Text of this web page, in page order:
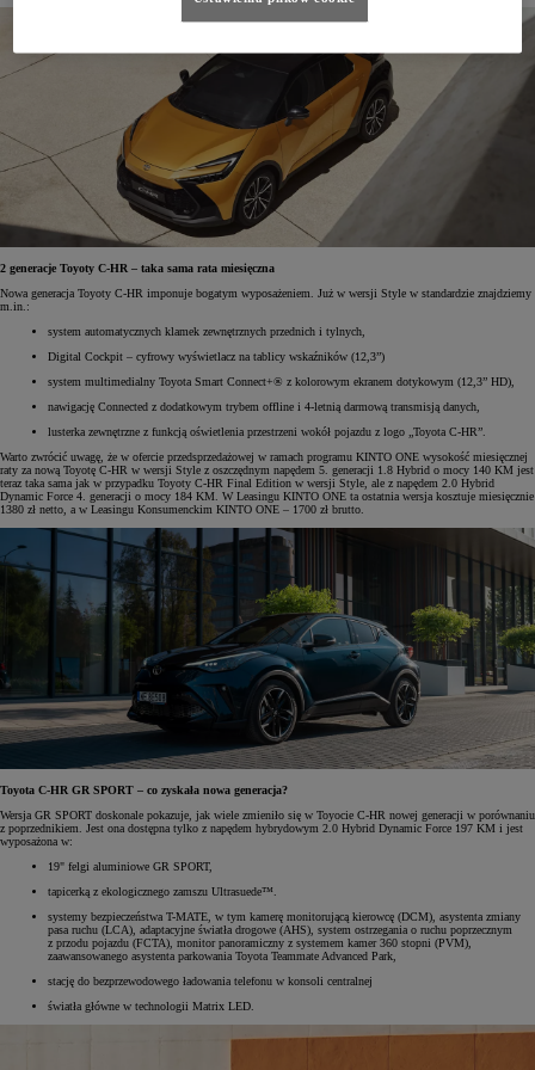
2 generacje Toyoty C-HR – taka sama rata miesięczna
Nowa generacja Toyoty C-HR imponuje bogatym wyposażeniem. Już w wersji Style w standardzie znajdziemy
m.in.:
system automatycznych klamek zewnętrznych przednich i tylnych,
Digital Cockpit – cyfrowy wyświetlacz na tablicy wskaźników (12,3”)
system multimedialny Toyota Smart Connect+® z kolorowym ekranem dotykowym (12,3” HD),
nawigację Connected z dodatkowym trybem offline i 4-letnią darmową transmisją danych,
lusterka zewnętrzne z funkcją oświetlenia przestrzeni wokół pojazdu z logo „Toyota C-HR”.
Warto zwrócić uwagę, że w ofercie przedsprzedażowej w ramach programu KINTO ONE wysokość miesięcznej
raty za nową Toyotę C-HR w wersji Style z oszczędnym napędem 5. generacji 1.8 Hybrid o mocy 140 KM jest
teraz taka sama jak w przypadku Toyoty C-HR Final Edition w wersji Style, ale z napędem 2.0 Hybrid
Dynamic Force 4. generacji o mocy 184 KM. W Leasingu KINTO ONE ta ostatnia wersja kosztuje miesięcznie
1380 zł netto, a w Leasingu Konsumenckim KINTO ONE – 1700 zł brutto.
Toyota C-HR GR SPORT – co zyskała nowa generacja?
Wersja GR SPORT doskonale pokazuje, jak wiele zmieniło się w Toyocie C-HR nowej generacji w porównaniu
z poprzednikiem. Jest ona dostępna tylko z napędem hybrydowym 2.0 Hybrid Dynamic Force 197 KM i jest
wyposażona w:
19" felgi aluminiowe GR SPORT,
tapicerką z ekologicznego zamszu Ultrasuede™.
systemy bezpieczeństwa T-MATE, w tym kamerę monitorującą kierowcę (DCM), asystenta zmiany
pasa ruchu (LCA), adaptacyjne światła drogowe (AHS), system ostrzegania o ruchu poprzecznym
z przodu pojazdu (FCTA), monitor panoramiczny z systemem kamer 360 stopni (PVM),
zaawansowanego asystenta parkowania Toyota Teammate Advanced Park,
stację do bezprzewodowego ładowania telefonu w konsoli centralnej
światła główne w technologii Matrix LED.